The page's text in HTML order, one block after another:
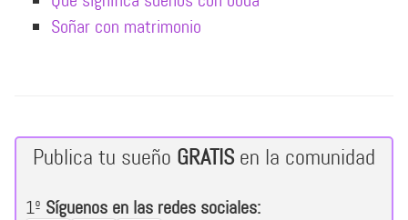
Soñar con matrimonio
Publica tu sueño GRATISen la comunidad
1º Síguenos en las redes sociales: